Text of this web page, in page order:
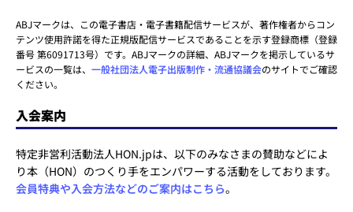
ABJマークは、この電子書店・電子書籍配信サービスが、著作権者からコン
テンツ使用許諾を得た正規版配信サービスであることを示す登録商標（登録
番号 第6091713号）です。ABJマークの詳細、ABJマークを掲示しているサ
ービスの一覧は、 一般社団法人電子出版制作・流通協議会のサイトでご確認
ください。
入会案内
特定非営利活動法人HON.jpは、以下のみなさまの賛助などによ
り本（HON）のつくり手をエンパワーする活動をしております。
会員特典や入会方法などのご案内はこちら。